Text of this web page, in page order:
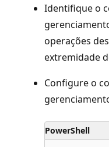
Identifique o
operações
extremidade
Configure o
PowerShell